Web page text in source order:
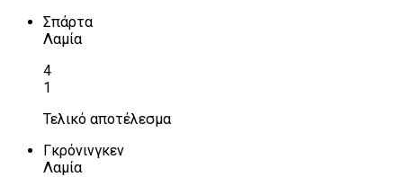
Σπάρτα
Λαμία
4
1
Τελικό αποτέλεσμα
Γκρόνινγκεν
Λαμία